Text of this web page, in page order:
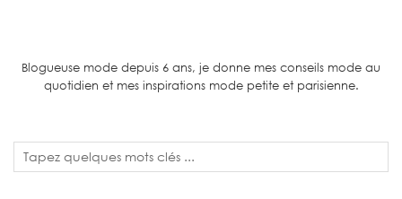
Blogueuse mode depuis 6 ans, je donne mes conseils mode au
quotidien et mes inspirations mode petite et parisienne.